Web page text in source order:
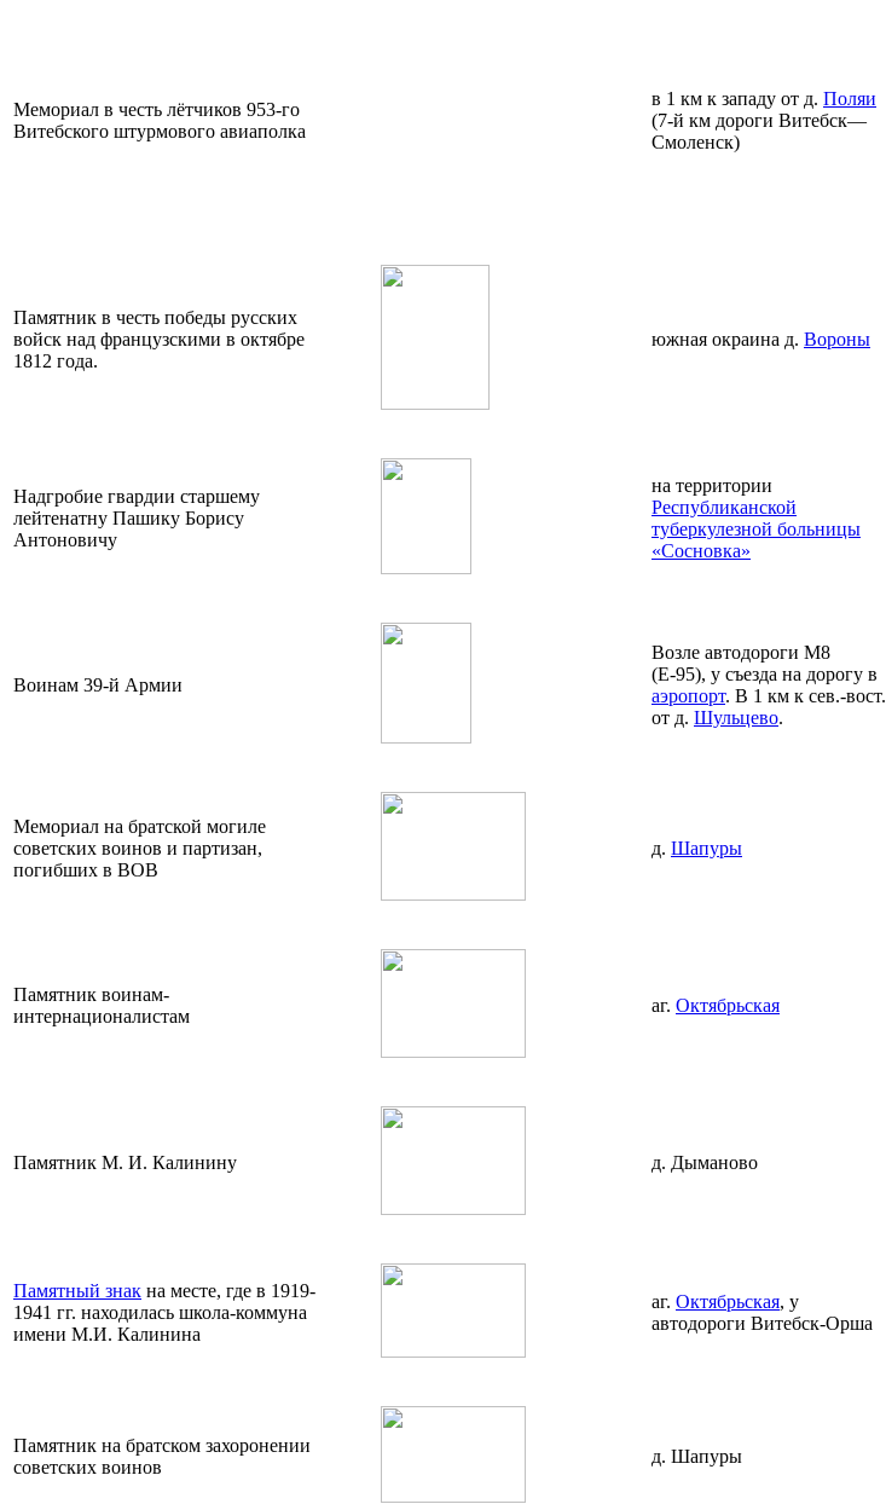
Мемориал в честь лётчиков 953-го
Витебского штурмового авиаполка
в 1 км к западу от д. Поляи
(7-й км дороги Витебск—
Смоленск)
Памятник в честь победы русских
войск над французскими в октябре
1812 года.
южная окраина д. Вороны
Надгробие гвардии старшему
лейтенатну Пашику Борису
Антоновичу
на территории
Республиканской
туберкулезной больницы
«Сосновка»
Воинам 39-й Армии
Возле автодороги М8
(Е-95), у съезда на дорогу в
аэропорт. В 1 км к сев.-вост.
от д. Шульцево.
Мемориал на братской могиле
советских воинов и партизан,
погибших в ВОВ
д. Шапуры
Памятник воинам-
интернационалистам
аг. Октябрьская
Памятник М. И. Калинину д. Дыманово
Памятный знак на месте, где в 1919-
1941 гг. находилась школа-коммуна
имени М.И. Калинина
аг. Октябрьская, у
автодороги Витебск-Орша
Памятник на братском захоронении
советских воинов
д. Шапуры